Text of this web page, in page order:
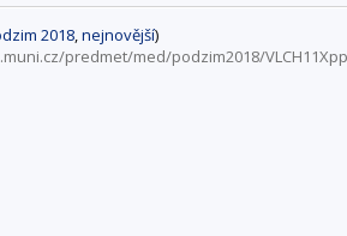
2018,nejnovější)
predmet/med/podzim2018/VLCH11Xpp